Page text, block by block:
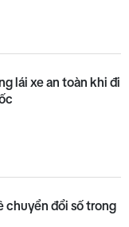
lái xe an toàn khi đi
chuyển đổi số trong